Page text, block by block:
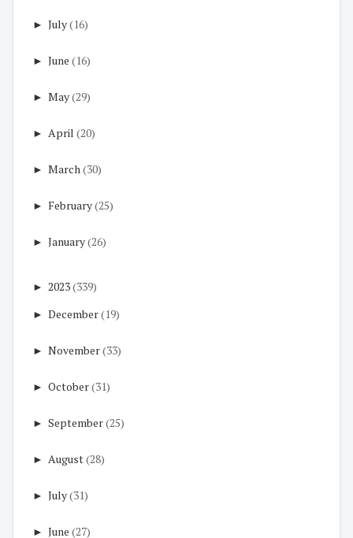
► July(16)
► June (16)
► May(29)
► April (20)
► March(30)
► February(25)
► January(26)
► 2023(339)
► December(19)
► November(33)
► October(31)
► September(25)
► August(28)
► July(31)
► June (27)